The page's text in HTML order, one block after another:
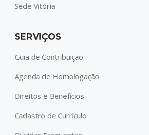
Sede Vitória
SERVIÇOS
Guia de Contribuição
Agenda de Homologação
Direitos e Benefícios
Cadastro de Currículo